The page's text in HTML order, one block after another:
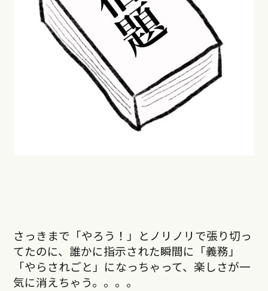
さっきまで「やろう！」とノリノリで張り切っ
てたのに、誰かに指示された瞬間に「義務」
「やらされごと」になっちゃって、楽しさが一
気に消えちゃう。。。。